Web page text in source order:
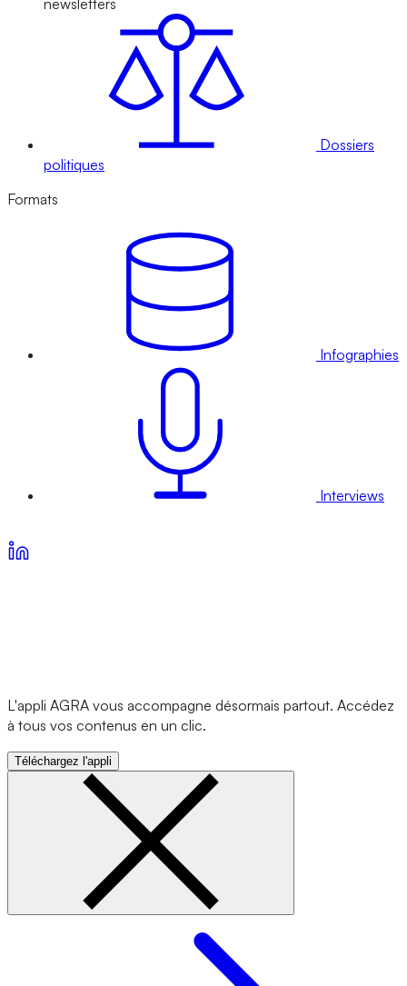
newsletters
Dossiers
politiques
Formats
Infographies
Interviews
L'appli AGRA vous accompagne désormais partout. Accédez
à tous vos contenus en un clic.
Téléchargez l'appli